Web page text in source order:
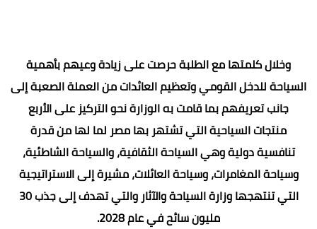
وخلال كلمتها مع الطلبة حرصت على زيادة وعيهم بأهمية
السياحة للدخل القومي وتعظيم العائدات من العملة الصعبة إلى
جانب تعريفهم بما قامت به الوزارة نحو التركيز على الأربع
منتجات السياحية التي تشتهر بها مصر لما لها من قدرة
تنافسية دولية وهي السياحة الثقافية، والسياحة الشاطئية،
وسياحة المغامرات، وسياحة العائلات، مشيرة إلى الاستراتيجية
التي تنتهجها وزارة السياحة والآثار والتي تهدف إلى جذب 30
مليون سائح في عام 2028.